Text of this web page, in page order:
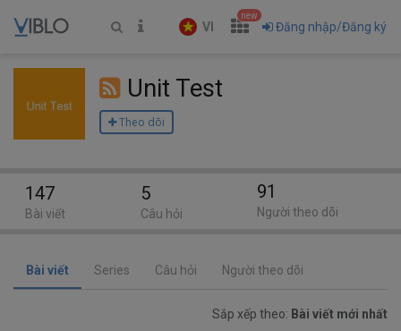
VI
new
Đăng nhập/Đăng ký
Unit Test
Theo dõi
Bài viết Series Câu hỏi Người theo dõi
Sắp xếp theo: Bài viết mới nhất
147
Bài viết
5
Câu hỏi
91
Người theo dõi